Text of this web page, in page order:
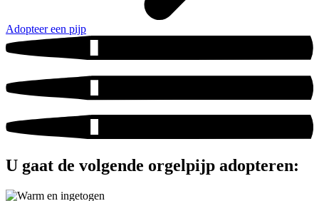
Adopteer een pijp
U gaat de volgende orgelpijp adopteren: